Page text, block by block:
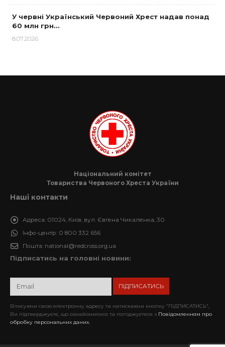
У червні Український Червоний Хрест надав понад
60 млн грн…
8.07.2026
Національний комітет
Товариства Червоного Хреста України
Наші контакти
Адреса: 01024, Київ, вул. Євгена Чикаленка, 30
Інфо-центр: 0 800 332 656
Пошта: national@redcross.org.ua
Підписатись на головні новини:
Вписуючи свою електронну адресу та натискаючи кнопку “ПІДПИСАТИСЬ”,
Ви підтверджуєте, що ознайомилися та погоджуєтеся з Повідомленням про
обробку персональних даних.